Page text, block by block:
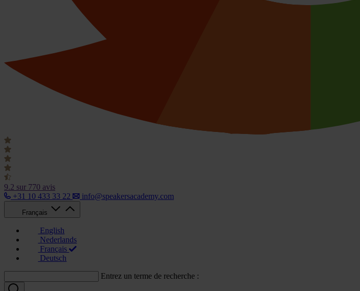
9.2 sur 770 avis
+31 10 433 33 22
info@speakersacademy.com
Français
English
Nederlands
Français
Deutsch
Entrez un terme de recherche :